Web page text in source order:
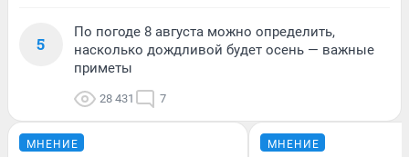
5
По погоде 8 августа можно определить,
насколько дождливой будет осень — важные
приметы
28 431 7
МНЕНИЕ МНЕНИЕ